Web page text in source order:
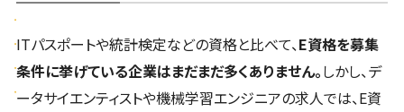
ITパスポートや統計検定などの資格と比べて、E資格を募集
条件に挙げている企業はまだまだ多くありません。しかし、デ
ータサイエンティストや機械学習エンジニアの求人では、E資